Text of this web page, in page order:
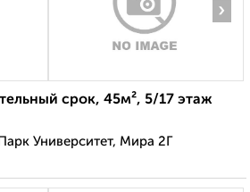
›
срок, 45м², 5/17 этаж
Университет, Мира 2Г